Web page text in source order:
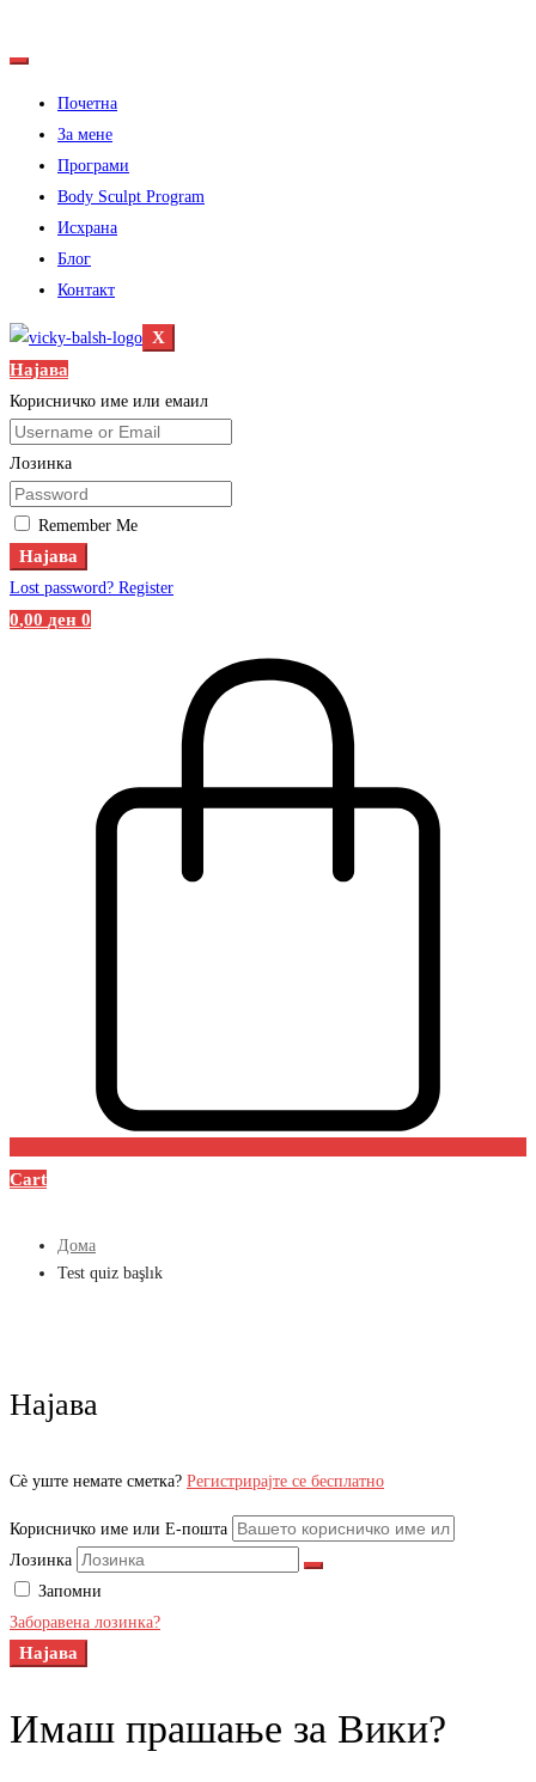
Почетна
За мене
Програми
Body Sculpt Program
Исхрана
Блог
Контакт
X
Најава
Корисничко име или емаил
Лозинка
Remember Me
Најава
Lost password? Register
0,00 ден 0
Cart
Дома
Test quiz başlık
Најава
Сè уште немате сметка? Регистрирајте се бесплатно
Корисничко име или Е-пошта
Лозинка
Запомни
Заборавена лозинка?
Најава
Имаш прашање за Вики?